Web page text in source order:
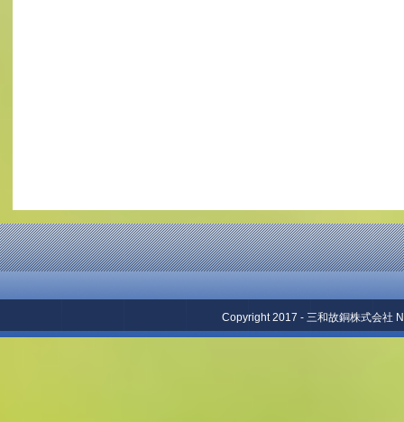
Copyright 2017 - 三和故銅株式会社